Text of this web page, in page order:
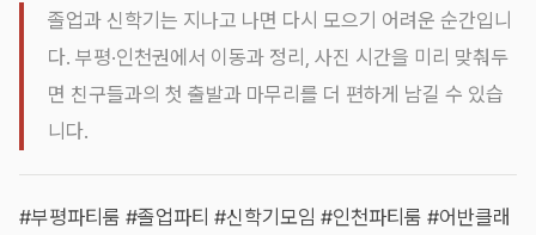
졸업과 신학기는 지나고 나면 다시 모으기 어려운 순간입니
다. 부평·인천권에서 이동과 정리, 사진 시간을 미리 맞춰두
면 친구들과의 첫 출발과 마무리를 더 편하게 남길 수 있습
니다.
#부평파티룸 #졸업파티 #신학기모임 #인천파티룸 #어반클래